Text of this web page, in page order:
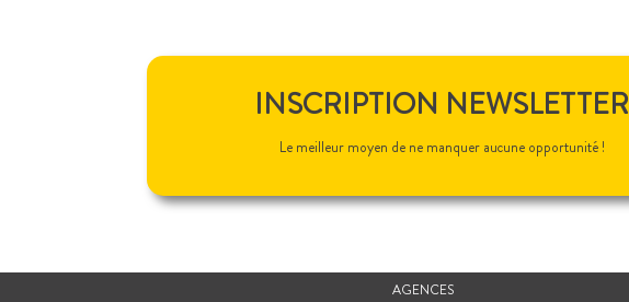
INSCRIPTION NEWSLETTER
Le meilleur moyen de ne manquer aucune opportunité !
AGENCES